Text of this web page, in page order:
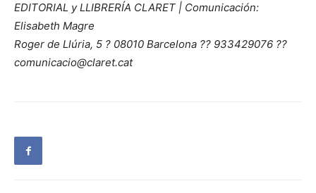
EDITORIAL y LLIBRERÍA CLARET | Comunicación:
Elisabeth Magre
Roger de Llúria, 5 ? 08010 Barcelona ?? 933429076 ??
comunicacio@claret.cat